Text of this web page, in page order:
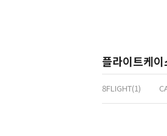
플라이트케이
8FLIGHT(1)